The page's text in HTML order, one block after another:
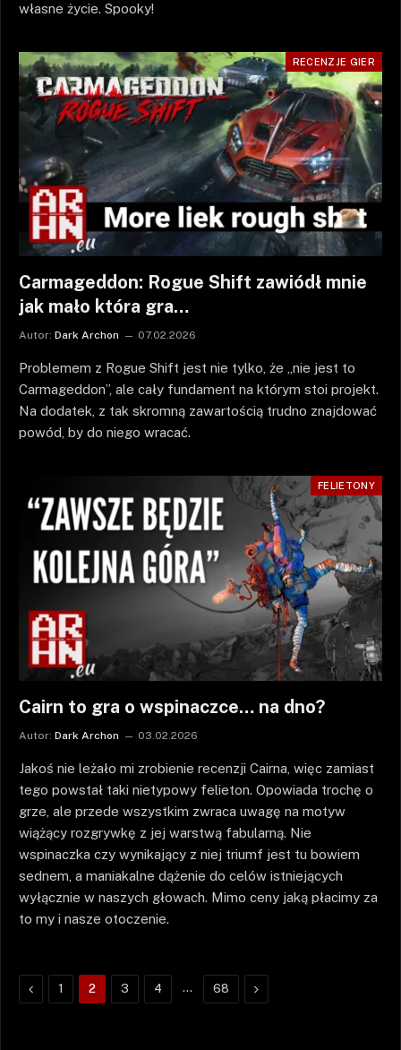
własne życie. Spooky!
RECENZJE GIER
Carmageddon: Rogue Shift zawiódł mnie
jak mało która gra…
Autor: Dark Archon 07.02.2026
Problemem z Rogue Shift jest nie tylko, że „nie jest to
Carmageddon”, ale cały fundament na którym stoi projekt.
Na dodatek, z tak skromną zawartością trudno znajdować
powód, by do niego wracać.
FELIETONY
Cairn to gra o wspinaczce… na dno?
Autor: Dark Archon 03.02.2026
Jakoś nie leżało mi zrobienie recenzji Cairna, więc zamiast
tego powstał taki nietypowy felieton. Opowiada trochę o
grze, ale przede wszystkim zwraca uwagę na motyw
wiążący rozgrywkę z jej warstwą fabularną. Nie
wspinaczka czy wynikający z niej triumf jest tu bowiem
sednem, a maniakalne dążenie do celów istniejących
wyłącznie w naszych głowach. Mimo ceny jaką płacimy za
to my i nasze otoczenie.
Poprzednie
1 2 3 4 … 68 Następne